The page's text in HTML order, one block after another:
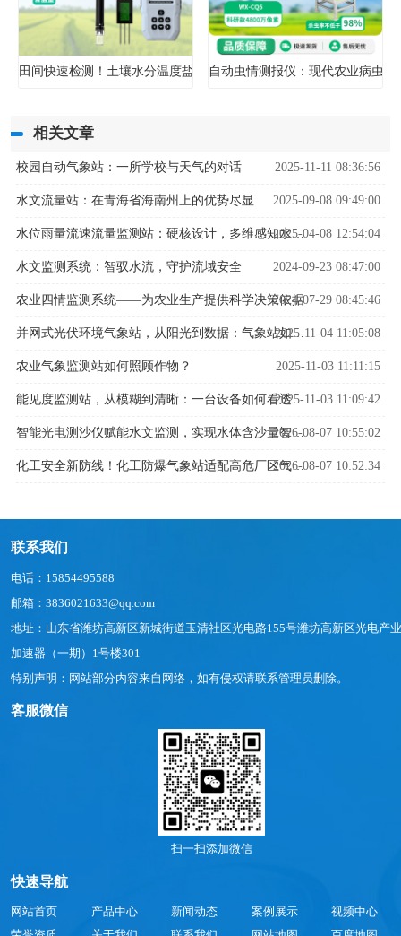
田间快速检测！土壤水分温度盐分速测仪快速检测农业土壤状况
自动虫情测报仪：现代农业病虫
相关文章
校园自动气象站：一所学校与天气的对话 2025-11-11 08:36:56
水文流量站：在青海省海南州上的优势尽显 2025-09-08 09:49:00
水位雨量流速流量监测站：硬核设计，多维感知水文变化
2025-04-08 12:54:04
水文监测系统：智驭水流，守护流域安全 2024-09-23 08:47:00
农业四情监测系统——为农业生产提供科学决策依据2024-07-29 08:45:46
并网式光伏环境气象站，从阳光到数据：气象站如何解码光伏发电密码？
2025-11-04 11:05:08
农业气象监测站如何照顾作物？ 2025-11-03 11:11:15
能见度监测站，从模糊到清晰：一台设备如何看透迷雾中的危险
2025-11-03 11:09:42
智能光电测沙仪赋能水文监测，实现水体含沙量智能精准管控
2026-08-07 10:55:02
化工安全新防线！化工防爆气象站适配高危厂区气象监测
2026-08-07 10:52:34
联系我们
电话：15854495588
邮箱：3836021633@qq.com
地址：山东省潍坊高新区新城街道玉清社区光电路155号潍坊高新区光电产业
加速器（一期）1号楼301
特别声明：网站部分内容来自网络，如有侵权请联系管理员删除。
客服微信
扫一扫添加微信
快速导航
网站首页 产品中心 新闻动态 案例展示
视频中心